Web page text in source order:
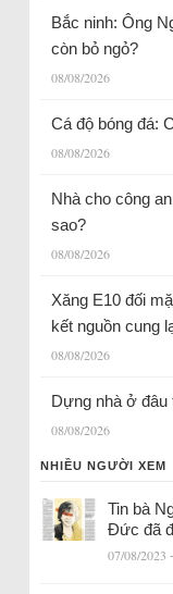
Bắc ninh: Ông
còn bỏ ngỏ?
08/08/2026
Cá độ bóng đá:
08/08/2026
Nhà cho công
sao?
08/08/2026
Xăng E10 đối
kết nguồn cung
08/08/2026
Dựng nhà ở đâu
08/08/2026
NHIỀU NGƯỜI XEM
Tin bà
Đức đã
07/08/2023